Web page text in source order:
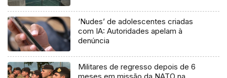
‘Nudes’ de adolescentes criadas
com IA: Autoridades apelam à
denúncia
Militares de regresso depois de 6